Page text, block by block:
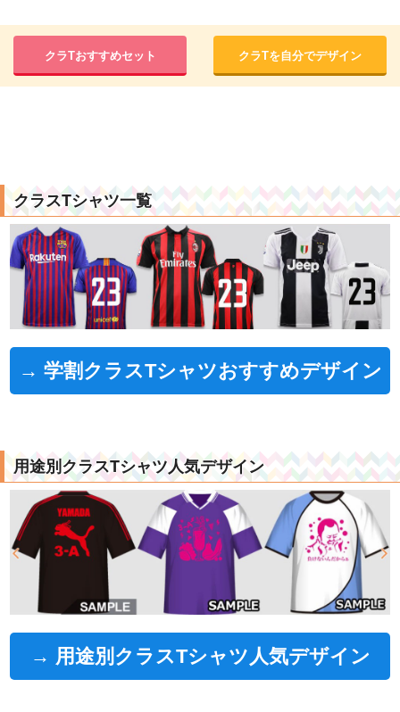
クラTおすすめセット クラTを自分でデザイン
クラスTシャツ一覧
→ 学割クラスTシャツおすすめデザイン
用途別クラスTシャツ人気デザイン
→ 用途別クラスTシャツ人気デザイン